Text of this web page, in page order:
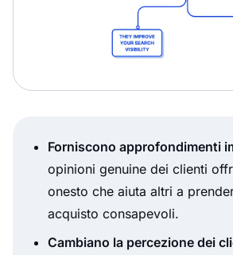
Forniscono approfondimenti
opinioni genuine dei clienti
onesto che aiuta altri a
acquisto consapevoli.
Cambiano la percezione dei